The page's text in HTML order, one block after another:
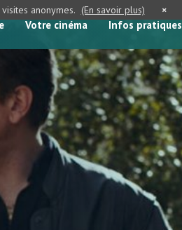
Votre cinéma Infos pratiques
anonymes. (En savoir plus) ×